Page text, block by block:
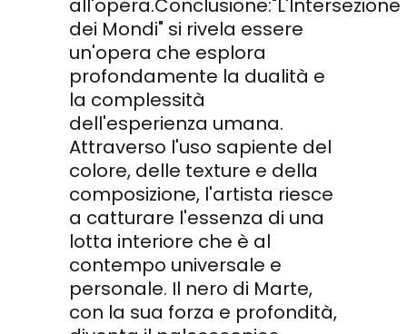
all'opera.Conclusione:"L'Intersezione
dei Mondi" si rivela essere
un'opera che esplora
profondamente la dualità e
la complessità
dell'esperienza umana.
Attraverso l'uso sapiente del
colore, delle texture e della
composizione, l'artista riesce
a catturare l'essenza di una
lotta interiore che è al
contempo universale e
personale. Il nero di Marte,
con la sua forza e profondità,